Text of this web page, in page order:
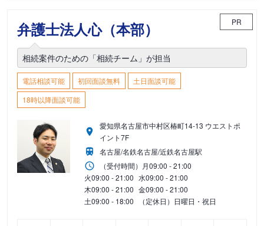
弁護士法人心（本部） PR
相続案件のための「相続チーム」が担当
電話相談可能 初回面談無料
土日面談可能
18時以降面談可能
愛知県名古屋市中村区椿町14-13 ウエストポ
イント7F
名古屋/名鉄名古屋/近鉄名古屋駅
（受付時間） 月09:00 - 21:00
火09:00 - 21:00 水09:00 - 21:00
木09:00 - 21:00 金09:00 - 21:00
土09:00 - 18:00 （定休日）日曜日・祝日